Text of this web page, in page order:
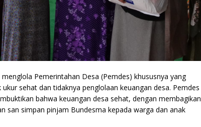
Pemerintahan Desa (Pemdes) khususnya yang
sehat dan tidaknya penglolaan keuangan desa. Pemdes
bahwa keuangan desa sehat, dengan membagikan
san simpan pinjam Bundesma kepada warga dan anak